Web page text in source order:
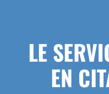
LE
EN